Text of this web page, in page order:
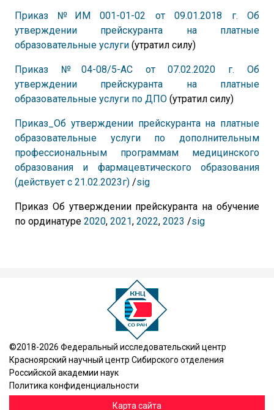
Приказ №ИМ 001-01-02 от 09.01.2018 г. Об
утверждении прейскуранта на платные
образовательные услуги (утратил силу)
Приказ №04-08/5-АС от 07.02.2020 г. Об
утверждении прейскуранта на платные
образовательные услуги по ДПО (утратил силу)
Приказ_Об утверждении прейскуранта на платные
образовательные услуги по дополнительным
профессиональным программам медицинского
образования и фармацевтического образования
(действует с 21.02.2023г) /sig
Приказ Об утверждении прейскуранта на обучение
по ординатуре 2020, 2021, 2022, 2023 /sig
©2018-2026 Федеральный исследовательский центр
Красноярский научный центр Сибирского отделения
Российской академии наук
Политика конфиденциальности
Карта сайта